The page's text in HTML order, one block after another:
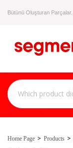
Bütünü Oluşturan Parçalar.
Home Page Products